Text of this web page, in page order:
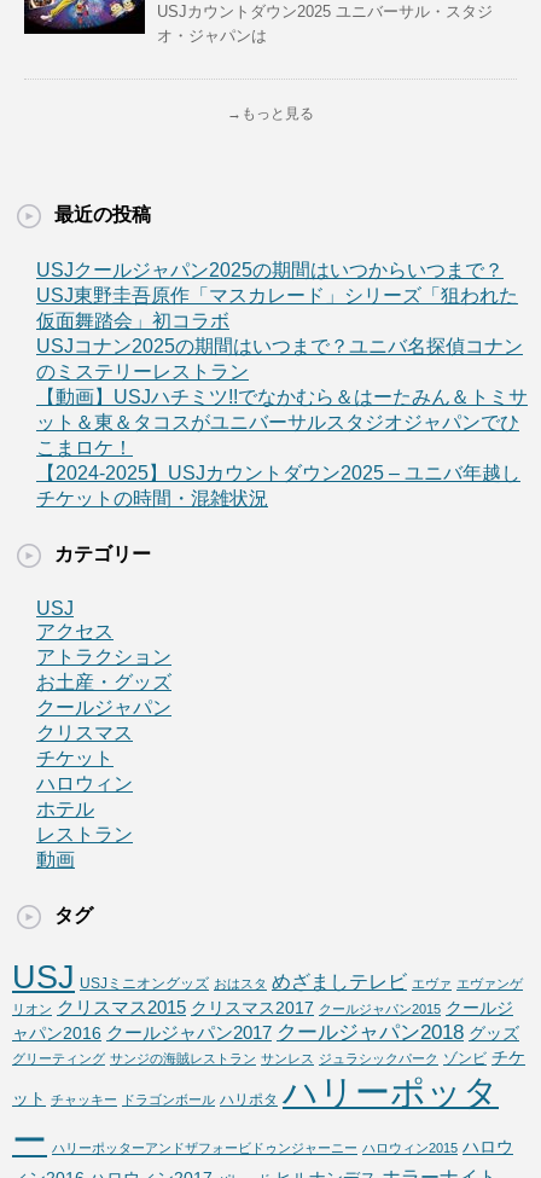
USJカウントダウン2025 ユニバーサル・スタジ
オ・ジャパンは
→もっと見る
最近の投稿
USJクールジャパン2025の期間はいつからいつまで？
USJ東野圭吾原作「マスカレード」シリーズ「狙われた
仮面舞踏会」初コラボ
USJコナン2025の期間はいつまで？ユニバ名探偵コナン
のミステリーレストラン
【動画】USJハチミツ!!でなかむら＆はーたみん＆トミサ
ット＆東＆タコスがユニバーサルスタジオジャパンでひ
こまロケ！
【2024-2025】USJカウントダウン2025 – ユニバ年越し
チケットの時間・混雑状況
カテゴリー
USJ
アクセス
アトラクション
お土産・グッズ
クールジャパン
クリスマス
チケット
ハロウィン
ホテル
レストラン
動画
タグ
USJ USJミニオングッズ おはスタ めざましテレビ エヴァ エヴァンゲ
リオン クリスマス2015 クリスマス2017 クールジャパン2015 クールジ
ャパン2016 クールジャパン2017 クールジャパン2018 グッズ
グリーティング サンジの海賊レストラン サンレス ジュラシックパーク ゾンビ チケ
ット チャッキー ドラゴンボール ハリポタ ハリーポッタ
ー ハリーポッターアンドザフォービドゥンジャーニー ハロウィン2015 ハロウ